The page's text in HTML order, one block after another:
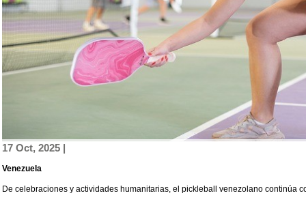
17 Oct, 2025 |
Venezuela
De celebraciones y actividades humanitarias, el pickleball venezolano continúa